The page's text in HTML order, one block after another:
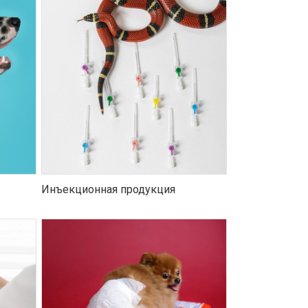
Инъекционная продукция